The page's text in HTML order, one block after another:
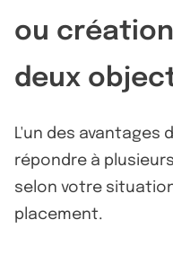
ou
deux
L'un des avantages
répondre à
selon votre
placement.